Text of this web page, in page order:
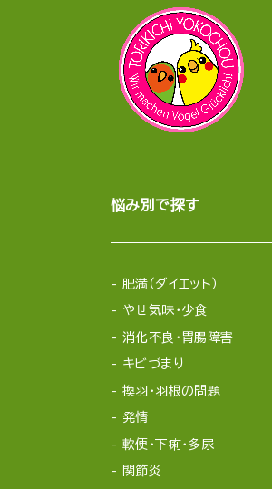
悩み別で探す
肥満（ダイエット）
やせ気味・少食
消化不良・胃腸障害
キビづまり
換羽・羽根の問題
発情
軟便・下痢・多尿
関節炎